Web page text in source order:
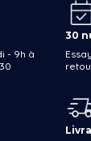
- 9h à
30